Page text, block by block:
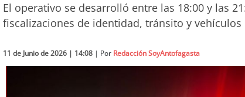
El operativo se desarrolló entre las 18:00 y las
fiscalizaciones de identidad, tránsito y
11 de Junio de 2026 | 14:08 | Por Redacción SoyAntofagasta